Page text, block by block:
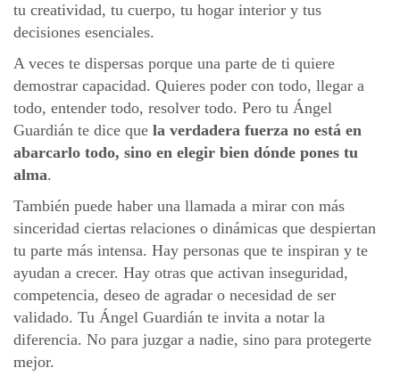
tu creatividad, tu cuerpo, tu hogar interior y tus
decisiones esenciales.
A veces te dispersas porque una parte de ti quiere
demostrar capacidad. Quieres poder con todo, llegar a
todo, entender todo, resolver todo. Pero tu Ángel
Guardián te dice que la verdadera fuerza no está en
abarcarlo todo, sino en elegir bien dónde pones tu
alma.
También puede haber una llamada a mirar con más
sinceridad ciertas relaciones o dinámicas que despiertan
tu parte más intensa. Hay personas que te inspiran y te
ayudan a crecer. Hay otras que activan inseguridad,
competencia, deseo de agradar o necesidad de ser
validado. Tu Ángel Guardián te invita a notar la
diferencia. No para juzgar a nadie, sino para protegerte
mejor.